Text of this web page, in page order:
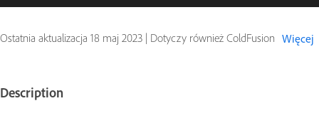
Ostatnia aktualizacja 18 maj 2023 | Dotyczy również ColdFusion Więcej
Description